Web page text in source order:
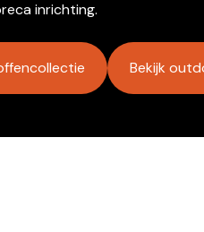
inrichting.
Bekijk